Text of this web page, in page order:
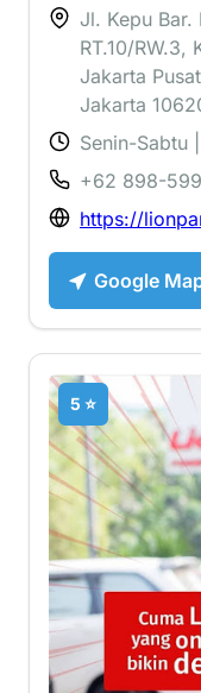
Jl. Kepu Bar.
RT.10/RW.3,
Jakarta
Jakarta
Senin-Sabtu
+62 898-
https://
Google
5 ⭐